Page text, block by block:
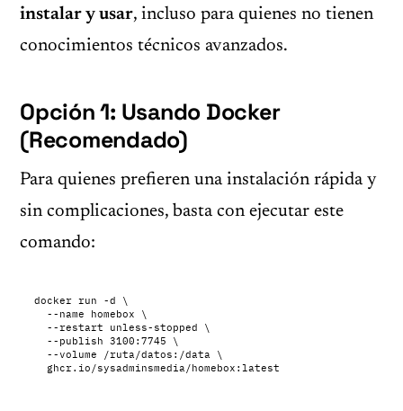
instalar y usar, incluso para quienes no tienen
conocimientos técnicos avanzados.
Opción 1: Usando Docker
(Recomendado)
Para quienes prefieren una instalación rápida y
sin complicaciones, basta con ejecutar este
comando:
docker run -d \